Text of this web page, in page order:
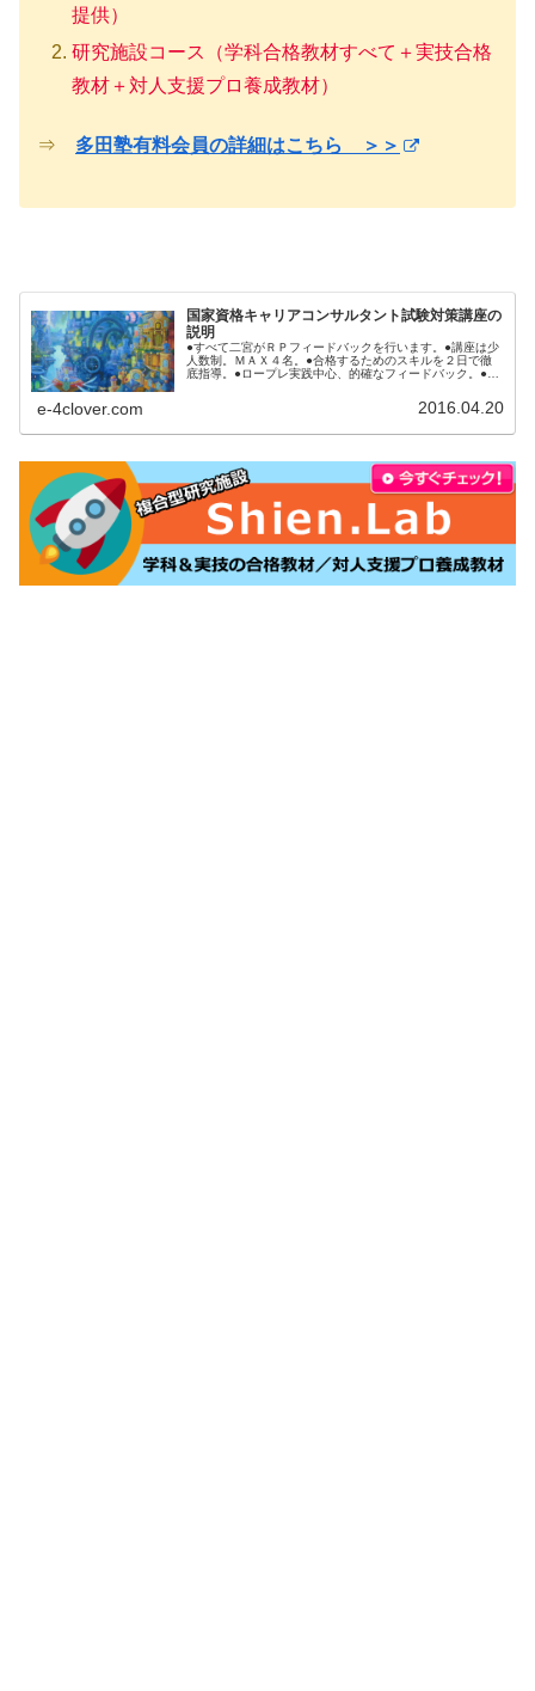
提供）
研究施設コース（学科合格教材すべて＋実技合格
教材＋対人支援プロ養成教材）
⇒ 多田塾有料会員の詳細はこちら ＞＞
国家資格キャリアコンサルタント試験対策講座の
説明
●すべて二宮がＲＰフィードバックを行います。●講座は少
人数制。ＭＡＸ４名。●合格するためのスキルを２日で徹
底指導。●ロープレ実践中心、的確なフィードバック。●受
e-4clover.com 2016.04.20